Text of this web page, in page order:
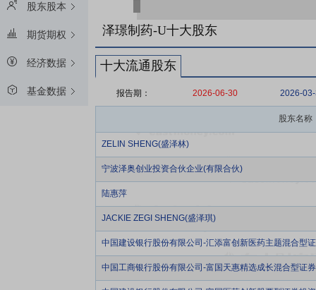
股东股本
期货期权
经济数据
基金数据
泽璟制药-U十大股东
十大流通股东
报告期： 2026-06-30 2026-
股东名称
ZELIN SHENG(盛泽林)
宁波泽奥创业投资合伙企业(有限合伙)
陆惠萍
JACKIE ZEGI SHENG(盛泽琪)
中国建设银行股份有限公司-汇添富创新医药主题混合型
中国工商银行股份有限公司-富国天惠精选成长混合型证